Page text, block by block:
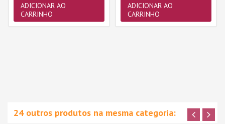
ADICIONAR AO
CARRINHO
ADICIONAR AO
CARRINHO
24 outros produtos na mesma categoria: